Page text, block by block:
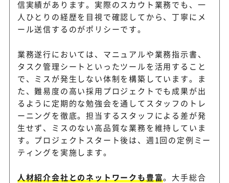
信実績があります。実際のスカウト業務でも、一
人ひとりの経歴を目視で確認してから、丁寧にメ
ール送信するのがポリシーです。
業務遂行においては、マニュアルや業務指示書、
タスク管理シートといったツールを活用すること
で、ミスが発生しない体制を構築しています。ま
た、難易度の高い採用プロジェクトでも成果が出
るように定期的な勉強会を通してスタッフのトレ
ーニングを徹底。担当するスタッフによる差が発
生せず、ミスのない高品質な業務を維持していま
す。プロジェクトスタート後は、週1回の定例ミー
ティングを実施します。
人材紹介会社とのネットワークも豊富。大手総合